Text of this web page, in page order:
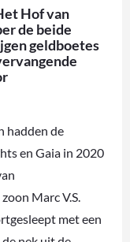
Hof van
de beide
geldboetes
hadden de
en Gaia in 2020
Marc V.S.
met een